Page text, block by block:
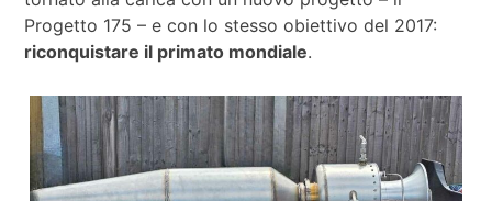
Progetto 175 – e con lo stesso obiettivo del 2017:
riconquistare il primato mondiale.